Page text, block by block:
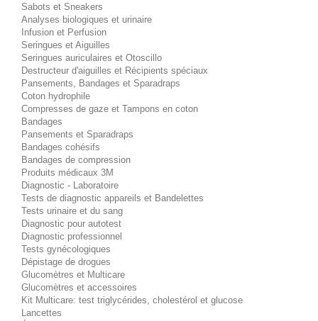
Sabots et Sneakers
Analyses biologiques et urinaire
Infusion et Perfusion
Seringues et Aiguilles
Seringues auriculaires et Otoscillo
Destructeur d'aiguilles et Récipients spéciaux
Pansements, Bandages et Sparadraps
Coton hydrophile
Compresses de gaze et Tampons en coton
Bandages
Pansements et Sparadraps
Bandages cohésifs
Bandages de compression
Produits médicaux 3M
Diagnostic - Laboratoire
Tests de diagnostic appareils et Bandelettes
Tests urinaire et du sang
Diagnostic pour autotest
Diagnostic professionnel
Tests gynécologiques
Dépistage de drogues
Glucomètres et Multicare
Glucomètres et accessoires
Kit Multicare: test triglycérides, cholestérol et glucose
Lancettes